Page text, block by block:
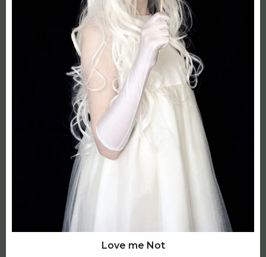
Love me Not